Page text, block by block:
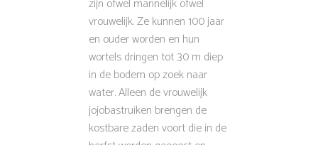
zijn ofwel mannelijk ofwel
vrouwelijk. Ze kunnen 100 jaar
en ouder worden en hun
wortels dringen tot 30 m diep
in de bodem op zoek naar
water. Alleen de vrouwelijk
jojobastruiken brengen de
kostbare zaden voort die in de